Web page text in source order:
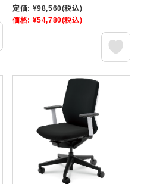
定価: ¥98,560(税込)
価格: ¥54,780(税込)